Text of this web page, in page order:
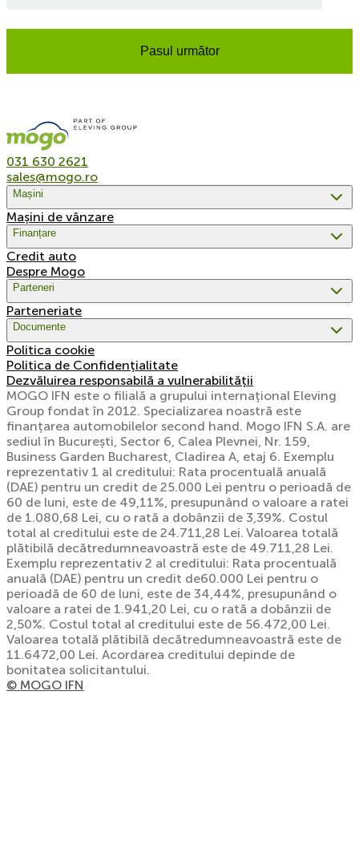
Pasul următor
031 630 2621
sales@mogo.ro
Mașini
Mașini de vânzare
Finanțare
Credit auto
Despre Mogo
Parteneri
Parteneriate
Documente
Politica cookie
Politica de Confidențialitate
Dezvăluirea responsabilă a vulnerabilității
MOGO IFN este o filială a grupului internațional Eleving
Group fondat în 2012. Specializarea noastră este
finanțarea automobilelor second hand. Mogo IFN S.A. are
sediul în București, Sector 6, Calea Plevnei, Nr. 159,
Business Garden Bucharest, Cladirea A, etaj 6. Exemplu
reprezentativ 1 al creditului: Rata procentuală anuală
(DAE) pentru un credit de 25.000 Lei pentru o perioadă de
60 de luni, este de 49,11%, presupunând o valoare a ratei
de 1.080,68 Lei, cu o rată a dobânzii de 3,39%. Costul
total al creditului este de 24.711,28 Lei. Valoarea totală
plătibilă decătredumneavoastră este de 49.711,28 Lei.
Exemplu reprezentativ 2 al creditului: Rata procentuală
anuală (DAE) pentru un credit de60.000 Lei pentru o
perioadă de 60 de luni, este de 34,44%, presupunând o
valoare a ratei de 1.941,20 Lei, cu o rată a dobânzii de
2,50%. Costul total al creditului este de 56.472,00 Lei.
Valoarea totală plătibilă decătredumneavoastră este de
11.6472,00 Lei. Acordarea creditului depinde de
bonitatea solicitantului.
© MOGO IFN